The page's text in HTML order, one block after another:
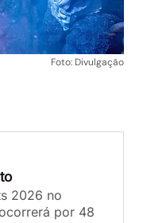
Foto: Divulgação
2026 no
por 48